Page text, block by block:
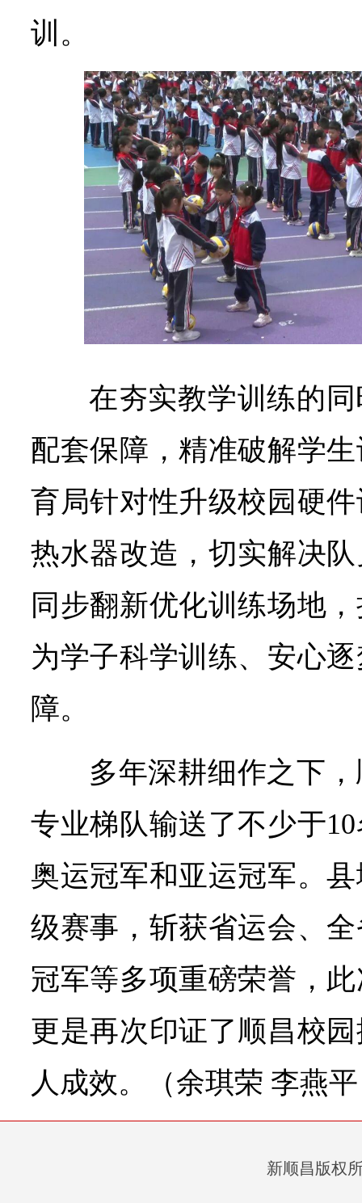
训。
在夯实教学训练的
配套保障，精准破解学
育局针对性升级校园硬
热水器改造，切实解决
同步翻新优化训练场地
为学子科学训练、安心
障。
多年深耕细作之下
专业梯队输送了不少于
奥运冠军和亚运冠军。
级赛事，斩获省运会、
冠军等多项重磅荣誉，
更是再次印证了顺昌校
人成效。（余琪荣 李燕
新顺昌版权